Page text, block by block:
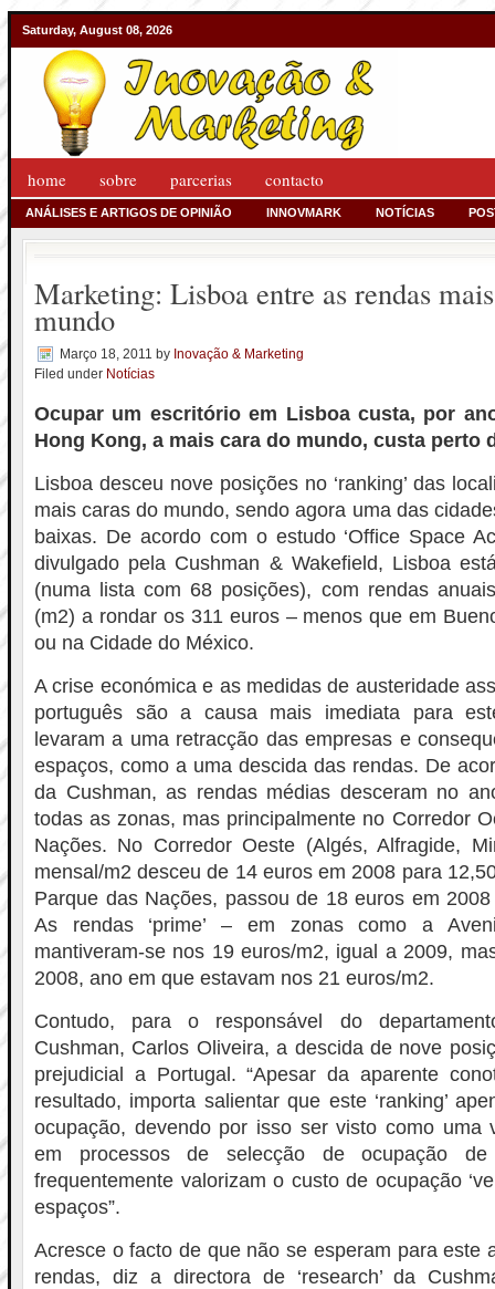
Saturday, August 08, 2026
home sobre parcerias contacto
ANÁLISES E ARTIGOS DE OPINIÃO INNOVMARK NOTÍCIAS
Marketing: Lisboa entre as rendas
mundo
Março 18, 2011 by Inovação & Marketing
Filed under Notícias
Ocupar um escritório em Lisboa custa, por
Hong Kong, a mais cara do mundo, custa perto
Lisboa desceu nove posições no ‘ranking’ das
mais caras do mundo, sendo agora uma das
baixas. De acordo com o estudo ‘Office Space
divulgado pela Cushman & Wakefield, Lisboa
(numa lista com 68 posições), com rendas
(m2) a rondar os 311 euros – menos que em
ou na Cidade do México.
A crise económica e as medidas de austeridade
português são a causa mais imediata para
levaram a uma retracção das empresas e
espaços, como a uma descida das rendas. De
da Cushman, as rendas médias desceram no
todas as zonas, mas principalmente no Corredor
Nações. No Corredor Oeste (Algés, Alfragide,
mensal/m2 desceu de 14 euros em 2008 para
Parque das Nações, passou de 18 euros em
As rendas ‘prime’ – em zonas como a
mantiveram-se nos 19 euros/m2, igual a 2009,
2008, ano em que estavam nos 21 euros/m2.
Contudo, para o responsável do
Cushman, Carlos Oliveira, a descida de nove
prejudicial a Portugal. “Apesar da aparente
resultado, importa salientar que este ‘ranking’
ocupação, devendo por isso ser visto como uma
em processos de selecção de ocupação de
frequentemente valorizam o custo de ocupação
espaços”.
Acresce o facto de que não se esperam para este
rendas, diz a directora de ‘research’ da